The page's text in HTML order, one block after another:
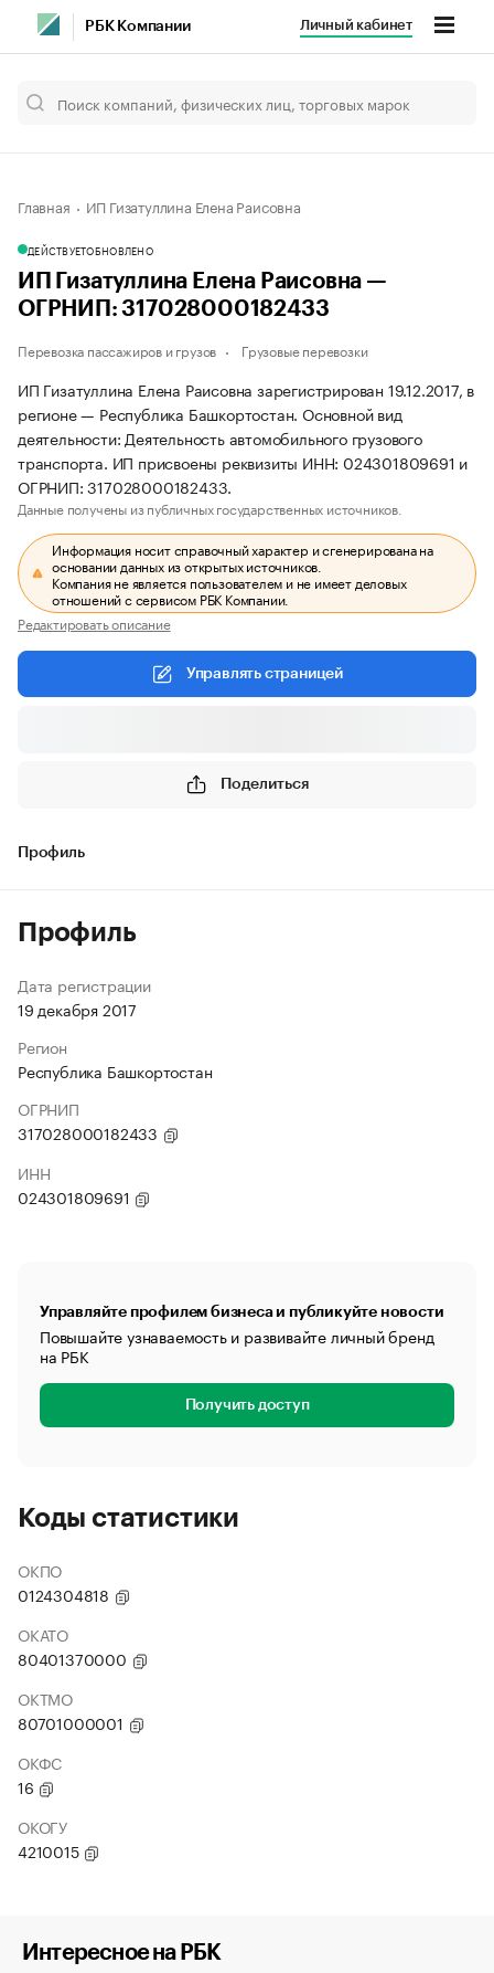
РБК Компании Личный кабинет
Главная ИП Гизатуллина Елена Раисовна
ДЕЙСТВУЕТОБНОВЛЕНО
ИП Гизатуллина Елена Раисовна —
ОГРНИП: 317028000182433
Перевозка пассажиров и грузов Грузовые перевозки
ИП Гизатуллина Елена Раисовна зарегистрирован 19.12.2017, в
регионе — Республика Башкортостан. Основной вид
деятельности: Деятельность автомобильного грузового
транспорта. ИП присвоены реквизиты ИНН: 024301809691 и
ОГРНИП: 317028000182433.
Данные получены из публичных государственных источников.
Информация носит справочный характер и сгенерирована на
основании данных из открытых источников.
Компания не является пользователем и не имеет деловых
отношений с сервисом РБК Компании.
Редактировать описание
Управлять страницей
Поделиться
Профиль
Профиль
Дата регистрации
19 декабря 2017
Регион
Республика Башкортостан
ОГРНИП
317028000182433
ИНН
024301809691
Управляйте профилем бизнеса и публикуйте новости
Повышайте узнаваемость и развивайте личный бренд
на РБК
Получить доступ
Коды статистики
ОКПО
0124304818
ОКАТО
80401370000
ОКТМО
80701000001
ОКФС
16
ОКОГУ
4210015
Интересное на РБК